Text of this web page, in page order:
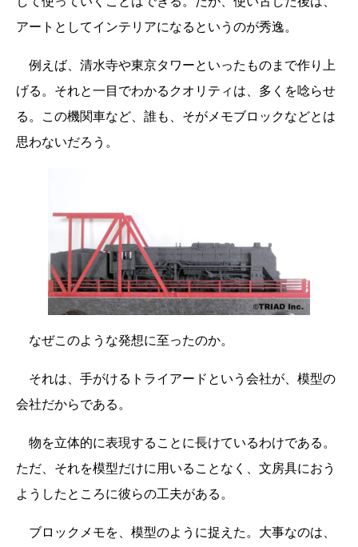
アートとしてインテリアになるというのが秀逸。
例えば、清水寺や東京タワーといったものまで作り上
げる。それと一目でわかるクオリティは、多くを唸らせ
る。この機関車など、誰も、そがメモブロックなどとは
思わないだろう。
なぜこのような発想に至ったのか。
それは、手がけるトライアードという会社が、模型の
会社だからである。
物を立体的に表現することに長けているわけである。
ただ、それを模型だけに用いることなく、文房具におう
ようしたところに彼らの工夫がある。
ブロックメモを、模型のように捉えた。大事なのは、